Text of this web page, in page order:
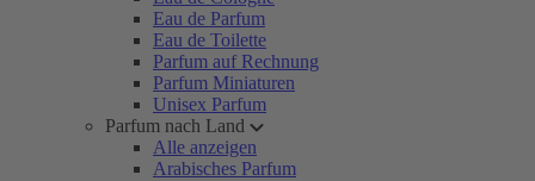
Eau de Parfum
Eau de Toilette
Parfum auf Rechnung
Parfum Miniaturen
Unisex Parfum
Parfum nach Land
Alle anzeigen
Arabisches Parfum